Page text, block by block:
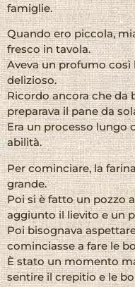
famiglie.
Quando ero piccola,
fresco in tavola.
Aveva un profumo
delizioso.
Ricordo ancora che da
preparava il pane da
Era un processo lungo
abilità.
Per cominciare, la
grande.
Poi si è fatto un pozzo
aggiunto il lievito e un
Poi bisognava
cominciasse a fare le
È stato un momento
sentire il crepitio e le